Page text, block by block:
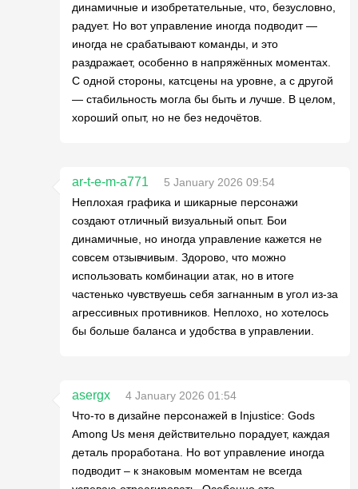
динамичные и изобретательные, что, безусловно,
радует. Но вот управление иногда подводит —
иногда не срабатывают команды, и это
раздражает, особенно в напряжённых моментах.
С одной стороны, катсцены на уровне, а с другой
— стабильность могла бы быть и лучше. В целом,
хороший опыт, но не без недочётов.
ar-t-e-m-a771
5 January 2026 09:54
Неплохая графика и шикарные персонажи
создают отличный визуальный опыт. Бои
динамичные, но иногда управление кажется не
совсем отзывчивым. Здорово, что можно
использовать комбинации атак, но в итоге
частенько чувствуешь себя загнанным в угол из-за
агрессивных противников. Неплохо, но хотелось
бы больше баланса и удобства в управлении.
asergx
4 January 2026 01:54
Что-то в дизайне персонажей в Injustice: Gods
Among Us меня действительно порадует, каждая
деталь проработана. Но вот управление иногда
подводит – к знаковым моментам не всегда